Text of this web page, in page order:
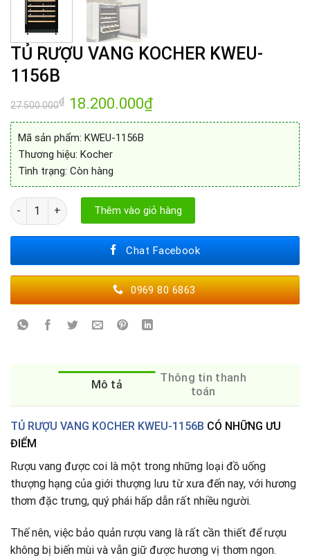
TỦ RƯỢU VANG KOCHER KWEU-
1156B
27.500.000₫ Giá
gốc
là:
18.200.000₫Giá
tại
Mã sản phẩm: KWEU-1156B
Thương hiệu: Kocher
Tình trạng: Còn hàng
TỦ RƯỢU VANG KOCHER KWEU-1156B số lượng
Thêm vào giỏ hàng
Chat Facebook
0969 80 6863
Mô tả
Thông tin thanh
toán
TỦ RƯỢU VANG KOCHER KWEU-1156B CÓ NHỮNG ƯU
ĐIỂM
Rượu vang được coi là một trong những loại đồ uống
thượng hạng của giới thượng lưu từ xưa đến nay, với hương
thơm đặc trưng, quý phái hấp dẫn rất nhiều người.
Thế nên, việc bảo quản rượu vang là rất cần thiết để rượu
không bị biến mùi và vẫn giữ được hương vị thơm ngon.